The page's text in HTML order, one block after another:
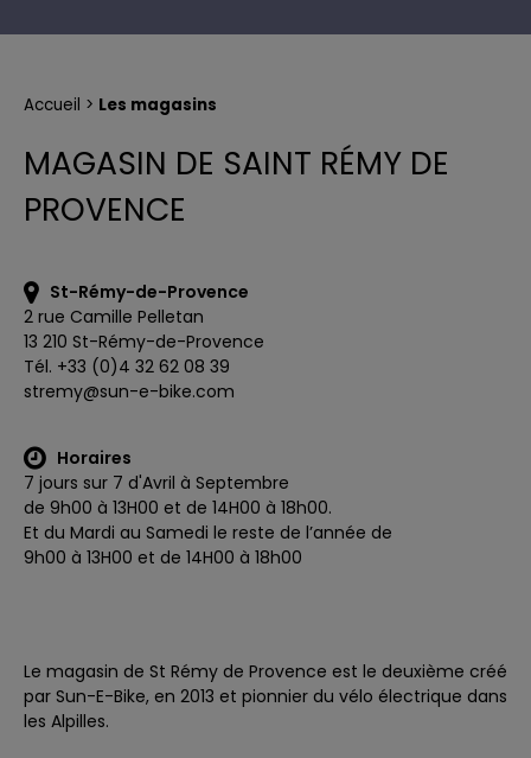
Accueil Les magasins
MAGASIN DE SAINT RÉMY DE
PROVENCE
St-Rémy-de-Provence
2 rue Camille Pelletan
13 210 St-Rémy-de-Provence
Tél. +33 (0)4 32 62 08 39
stremy@sun-e-bike.com
Horaires
7 jours sur 7 d'Avril à Septembre
de 9h00 à 13H00 et de 14H00 à 18h00.
Et du Mardi au Samedi le reste de l’année de
9h00 à 13H00 et de 14H00 à 18h00
Le magasin de St Rémy de Provence est le deuxième créé
par Sun-E-Bike, en 2013 et pionnier du vélo électrique dans
les Alpilles.